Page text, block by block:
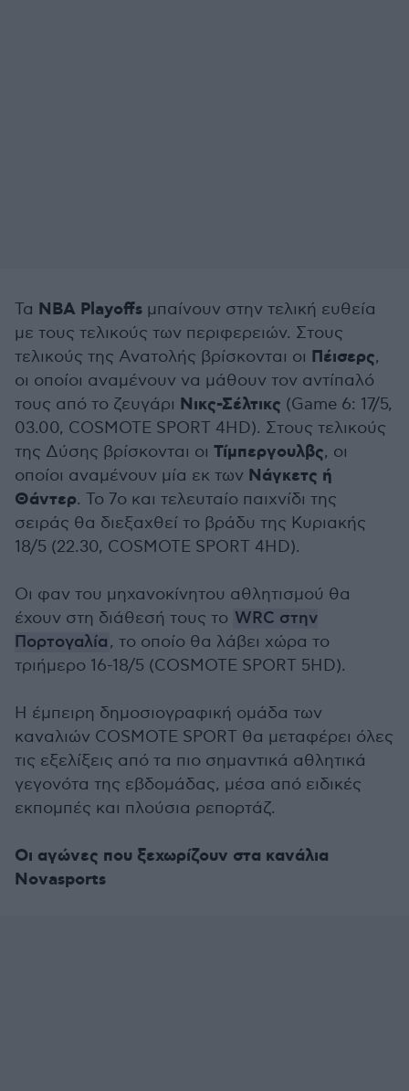
Τα NBA Playoffs μπαίνουν στην τελική ευθεία
με τους τελικούς των περιφερειών. Στους
τελικούς της Ανατολής βρίσκονται οι Πέισερς,
οι οποίοι αναμένουν να μάθουν τον αντίπαλό
τους από το ζευγάρι Νικς-Σέλτικς (Game 6: 17/5,
03.00, COSMOTE SPORT 4HD). Στους τελικούς
της Δύσης βρίσκονται οι Τίμπεργουλβς, οι
οποίοι αναμένουν μία εκ των Νάγκετς ή
Θάντερ. Το 7ο και τελευταίο παιχνίδι της
σειράς θα διεξαχθεί το βράδυ της Κυριακής
18/5 (22.30, COSMOTE SPORT 4HD).
Οι φαν του μηχανοκίνητου αθλητισμού θα
έχουν στη διάθεσή τους το WRC στην
Πορτογαλία, το οποίο θα λάβει χώρα το
τριήμερο 16-18/5 (COSMOTE SPORT 5HD).
Η έμπειρη δημοσιογραφική ομάδα των
καναλιών COSMOTE SPORT θα μεταφέρει όλες
τις εξελίξεις από τα πιο σημαντικά αθλητικά
γεγονότα της εβδομάδας, μέσα από ειδικές
εκπομπές και πλούσια ρεπορτάζ.
Οι αγώνες που ξεχωρίζουν στα κανάλια
Novasports